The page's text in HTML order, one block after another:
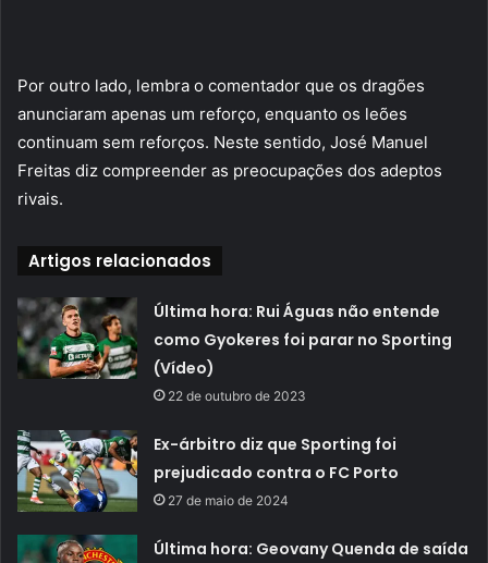
Por outro lado, lembra o comentador que os dragões
anunciaram apenas um reforço, enquanto os leões
continuam sem reforços. Neste sentido, José Manuel
Freitas diz compreender as preocupações dos adeptos
rivais.
Artigos relacionados
Última hora: Rui Águas não entende
como Gyokeres foi parar no Sporting
(Vídeo)
22 de outubro de 2023
Ex-árbitro diz que Sporting foi
prejudicado contra o FC Porto
27 de maio de 2024
Última hora: Geovany Quenda de saída